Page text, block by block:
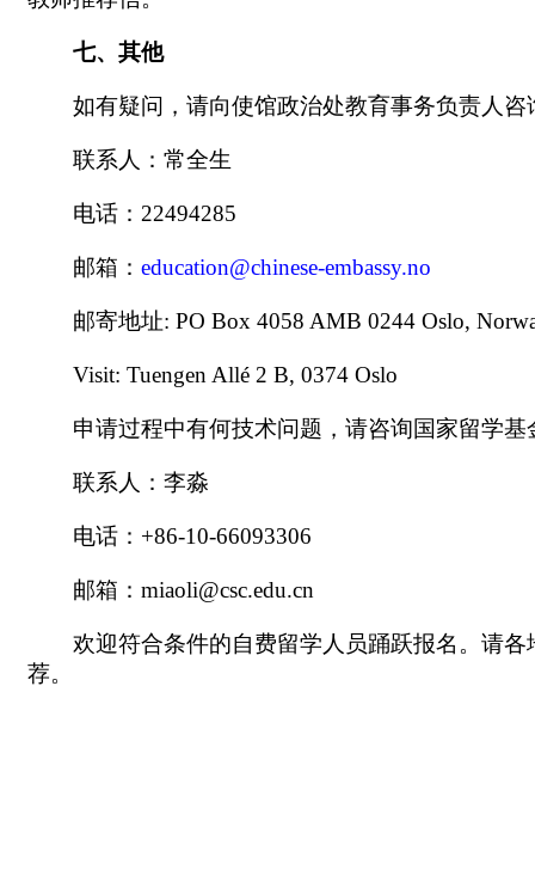
七、其他
如有疑问，请向使馆政治处教育事务负责人咨
联系人：常全生
电话：22494285
邮箱： education@chinese-embassy.no
邮寄地址: PO Box 4058 AMB 0244 Oslo,
Visit: Tuengen Allé 2 B, 0374 Oslo
申请过程中有何技术问题，请咨询国家留学基
联系人：李淼
电话：+86-10-66093306
邮箱：miaoli@csc.edu.cn
欢迎符合条件的自费留学人员踊跃报名。请
荐。